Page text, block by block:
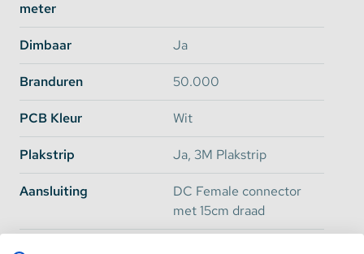
Omdat de vraag naarextra felle LED Stripsenorm
is toegenomen, hebben we besloten om een nieuwe
sub groep van fellere LED Strips toe te voegen aan
ons assortiment. Om een duidelijk onderscheid te
felle strips, roepen wij vanaf nu het
assortiment in het leven. Er zijn een aantal
belangrijke verschillen waaronder het SMD type en
de CRI waarde maar het belangrijkste verschil is de
lichtopbrengst en het verbruik.
meter
Dimbaar Ja
Branduren 50.000
PCB Kleur Wit
Plakstrip Ja, 3M Plakstrip
Aansluiting
DC Female connector
met 15cm draad